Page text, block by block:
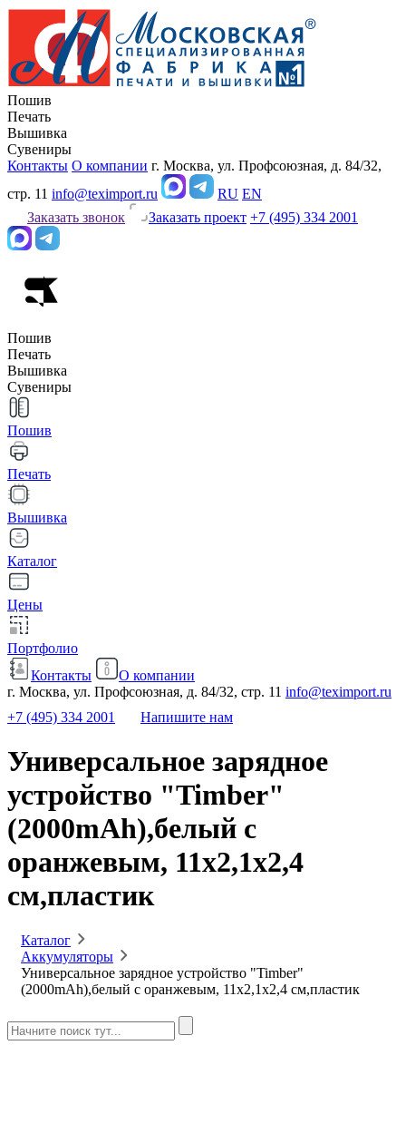
Пошив
Печать
Вышивка
Сувениры
Контакты О компании г. Москва, ул. Профсоюзная, д. 84/32,
стр. 11 info@teximport.ru RU EN
Заказать звонок
Заказать проект +7 (495) 334 2001
Пошив
Печать
Вышивка
Сувениры
Пошив
Печать
Вышивка
Каталог
Цены
Портфолио
Контакты
О компании
г. Москва, ул. Профсоюзная, д. 84/32, стр. 11 info@teximport.ru
+7 (495) 334 2001
Напишите нам
Универсальное зарядное
устройство "Timber"
(2000mAh),белый с
оранжевым, 11х2,1х2,4
см,пластик
Каталог
Аккумуляторы
Универсальное зарядное устройство "Timber"
(2000mAh),белый с оранжевым, 11х2,1х2,4 см,пластик